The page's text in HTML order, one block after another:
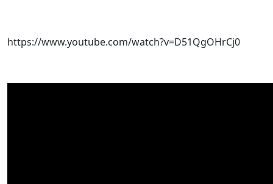
https://www.youtube.com/watch?v=D51QgOHrCj0